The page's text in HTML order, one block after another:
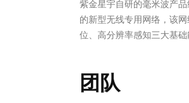
紫金星宇自研的毫米波产
的新型无线专用网络，该
位、高分辨率感知三大基
团队